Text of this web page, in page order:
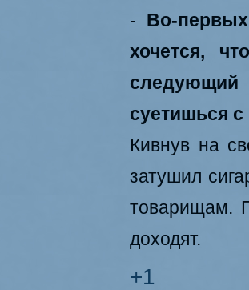
- Во-
хочется,
суетишься
Кивнув на
затушил
товарищам.
доходят.
+1